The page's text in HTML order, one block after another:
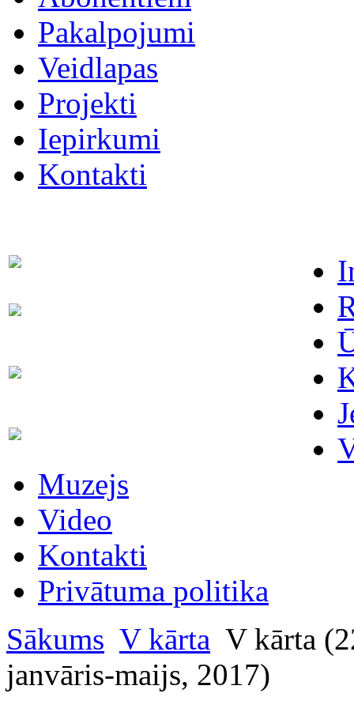
Pakalpojumi
Veidlapas
Projekti
Iepirkumi
Kontakti
63021091
63022886
63007698
Muzejs
Video
Kontakti
Privātuma politika
Sākums V kārta V kārta
janvāris-maijs, 2017)